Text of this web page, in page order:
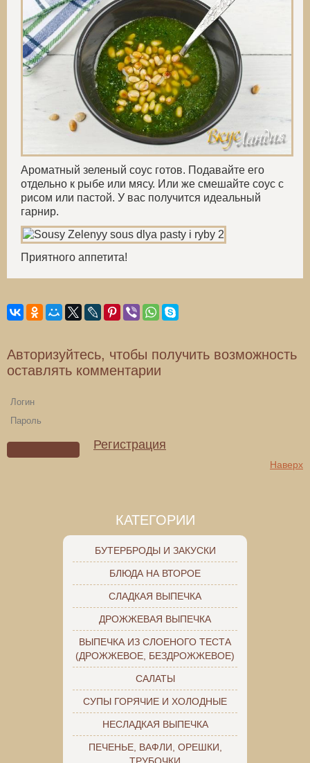
Ароматный зеленый соус готов. Подавайте его
отдельно к рыбе или мясу. Или же смешайте соус с
рисом или пастой. У вас получится идеальный
гарнир.
Приятного аппетита!
Авторизуйтесь, чтобы получить возможность
оставлять комментарии
Регистрация
Наверх
КАТЕГОРИИ
БУТЕРБРОДЫ И ЗАКУСКИ
БЛЮДА НА ВТОРОЕ
СЛАДКАЯ ВЫПЕЧКА
ДРОЖЖЕВАЯ ВЫПЕЧКА
ВЫПЕЧКА ИЗ СЛОЕНОГО ТЕСТА
(ДРОЖЖЕВОЕ, БЕЗДРОЖЖЕВОЕ)
САЛАТЫ
СУПЫ ГОРЯЧИЕ И ХОЛОДНЫЕ
НЕСЛАДКАЯ ВЫПЕЧКА
ПЕЧЕНЬЕ, ВАФЛИ, ОРЕШКИ,
ТРУБОЧКИ